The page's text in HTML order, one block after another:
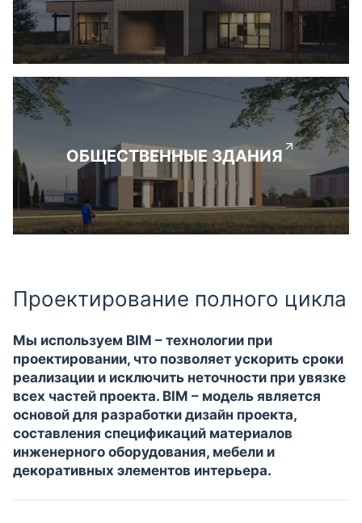
ОБЩЕСТВЕННЫЕ ЗДАНИЯ
Проектирование полного цикла
Мы используем BIM – технологии при
проектировании, что позволяет ускорить сроки
реализации и исключить неточности при увязке
всех частей проекта. BIM – модель является
основой для разработки дизайн проекта,
составления спецификаций материалов
инженерного оборудования, мебели и
декоративных элементов интерьера.